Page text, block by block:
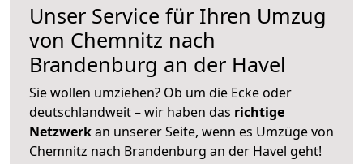
Unser Service für Ihren Umzug
von Chemnitz nach
Brandenburg an der Havel
Sie wollen umziehen? Ob um die Ecke oder
deutschlandweit – wir haben das richtige
Netzwerkan unserer Seite, wenn es Umzüge von
Chemnitz nach Brandenburg an der Havel geht!